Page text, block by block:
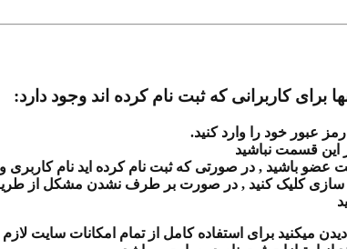
برای کاربرانی که ثبت نام کرده اند وجود دارد:
عبور خود را وارد کنید.
این قسمت نباشید
باشید , در صورتی که ثبت نام کرده اید نام کاربری
سازی کلیک کنید , در صورت بر طرف نشدن مشکل از طریق
میکنید برای استفاده کامل از تمام امکانات سایت